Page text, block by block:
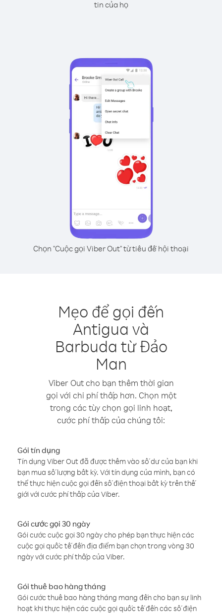
tin của họ
Chọn "Cuộc gọi Viber Out" từ tiêu đề hội thoại
Mẹo để gọi đến
Antigua và
Barbuda từ Đảo
Man
Viber Out cho bạn thêm thời gian
gọi với chi phí thấp hơn. Chọn một
trong các tùy chọn gọi linh hoạt,
cước phí thấp của chúng tôi:
Gói tín dụng
Tín dụng Viber Out đã được thêm vào số dư của bạn khi
bạn mua số lượng bất kỳ. Với tín dụng của mình, bạn có
thể thực hiện cuộc gọi đến số điện thoại bất kỳ trên thế
giới với cước phí thấp của Viber.
Gói cước gọi 30 ngày
Gói cước cuộc gọi 30 ngày cho phép bạn thực hiện các
cuộc gọi quốc tế đến địa điểm bạn chọn trong vòng 30
ngày với cước phí thấp của Viber.
Gói thuê bao hàng tháng
Gói cước thuê bao hàng tháng mang đến cho bạn sự linh
hoạt khi thực hiện các cuộc gọi quốc tế đến các số điện